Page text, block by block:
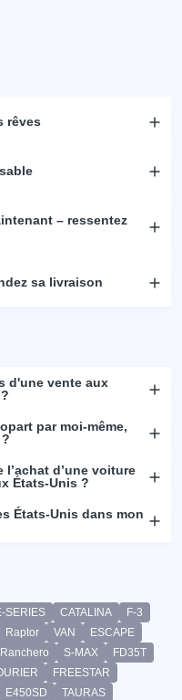
rêves
– ressentez
sa livraison
d'une vente aux
par moi-même,
d’une voiture
États-Unis ?
États-Unis dans mon
SERIES CATALINA
F-3
Raptor VAN
ESCAPE
Ranchero S-MAX
FD35T
FREESTAR
E450SD TAURAS